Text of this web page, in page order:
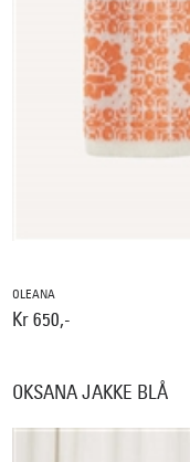
OLEANA
Kr 650,-
OKSANA JAKKE BLÅ